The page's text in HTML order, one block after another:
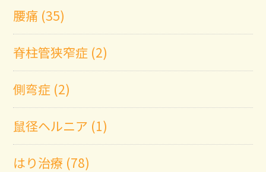
腰痛 (35)
脊柱管狭窄症 (2)
側弯症 (2)
鼠径ヘルニア (1)
はり治療 (78)